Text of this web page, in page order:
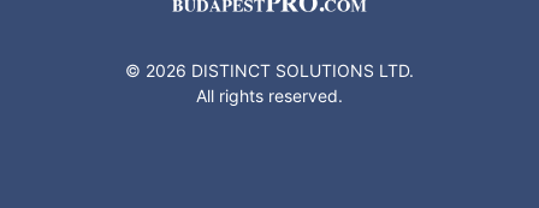
© 2026 DISTINCT SOLUTIONS LTD.
All rights reserved.